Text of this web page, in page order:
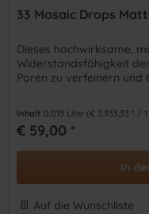
33 Mosaic Drops
Dieses hochwirksame,
Widerstandsfähigkeit
Poren zu verfeinern und
Inhalt 0.015 Liter (€ 3.933,33 * /
€ 59,00 *
In
Auf die Wunschliste